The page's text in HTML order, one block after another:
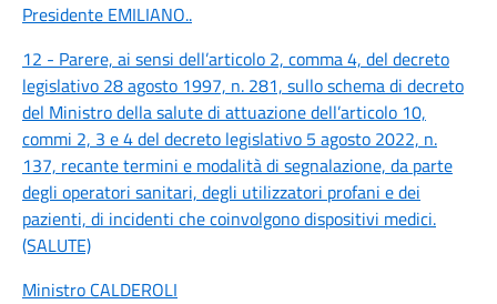
Presidente EMILIANO..
12 - Parere, ai sensi dell’articolo 2, comma 4, del decreto
legislativo 28 agosto 1997, n. 281, sullo schema di decreto
del Ministro della salute di attuazione dell’articolo 10,
commi 2, 3 e 4 del decreto legislativo 5 agosto 2022, n.
137, recante termini e modalità di segnalazione, da parte
degli operatori sanitari, degli utilizzatori profani e dei
pazienti, di incidenti che coinvolgono dispositivi medici.
(SALUTE)
Ministro CALDEROLI